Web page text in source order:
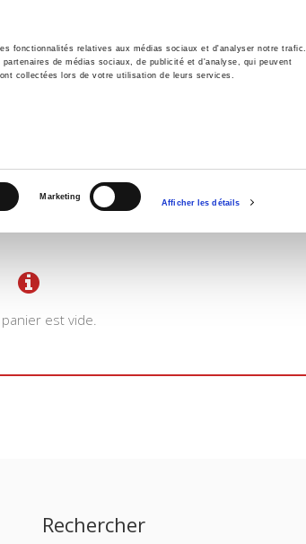
fonctionnalités relatives aux médias sociaux et d'analyser notre trafic.
de médias sociaux, de publicité et d'analyse, qui peuvent
collectées lors de votre utilisation de leurs services.
Marketing
Afficher les détails
Histoire International
est vide.
Rechercher